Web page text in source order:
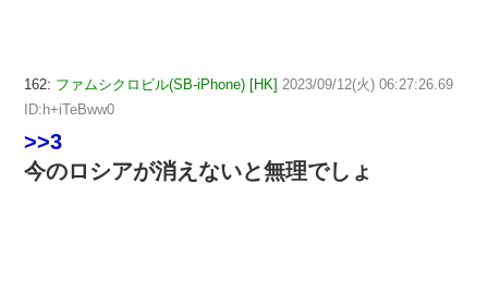
162: ファムシクロビル(SB-iPhone) [HK] 2023/09/12(火) 06:27:26.69
ID:h+iTeBww0
>>3
今のロシアが消えないと無理でしょ